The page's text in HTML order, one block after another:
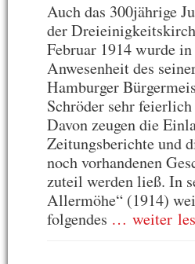
Auch das 300jährige
der
Februar 1914 wurde in
Anwesenheit des
Hamburger
Schröder sehr feierlich
Davon zeugen die
Zeitungsberichte und
noch vorhandenen
zuteil werden ließ. In
Allermöhe“ (1914)
folgendes … weiter